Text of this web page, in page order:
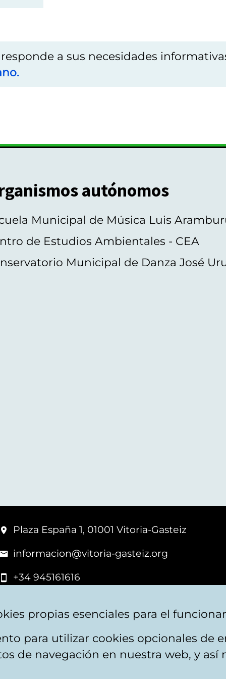
a sus necesidades
autónomos
Municipal de Música Luis
de Estudios Ambientales - CEA
Municipal de Danza José
Plaza España 1, 01001 Vitoria-Gasteiz
informacion@vitoria-gasteiz.org
+34 945161616
web Accesibilidad Contacto
propias esenciales para el
para utilizar cookies opcionales de
de navegación en nuestra web, y así